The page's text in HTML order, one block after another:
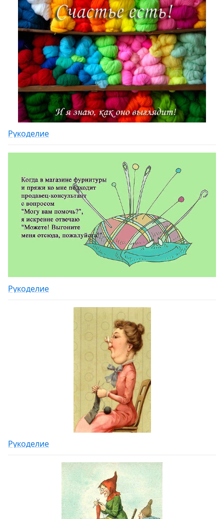
Рукоделие
Рукоделие
Рукоделие